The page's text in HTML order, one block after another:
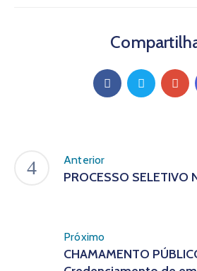
Anterior
PROCESSO SELETIVO
Próximo
CHAMAMENTO